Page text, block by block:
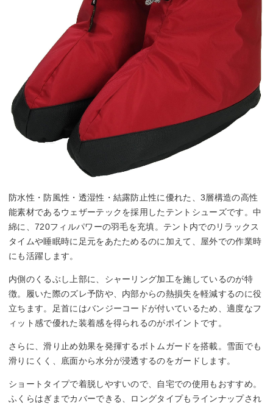
防水性・防風性・透湿性・結露防止性に優れた、3層構造の高性
能素材であるウェザーテックを採用したテントシューズです。中
綿に、720フィルパワーの羽毛を充填。テント内でのリラックス
タイムや睡眠時に足元をあたためるのに加えて、屋外での作業時
にも活躍します。
内側のくるぶし上部に、シャーリング加工を施しているのが特
徴。履いた際のズレ予防や、内部からの熱損失を軽減するのに役
立ちます。足首にはバンジーコードが付いているため、適度なフ
ィット感で優れた装着感を得られるのがポイントです。
さらに、滑り止め効果を発揮するボトムガードを搭載。雪面でも
滑りにくく、底面から水分が浸透するのをガードします。
ショートタイプで着脱しやすいので、自宅での使用もおすすめ。
ふくらはぎまでカバーできる、ロングタイプもラインナップされ